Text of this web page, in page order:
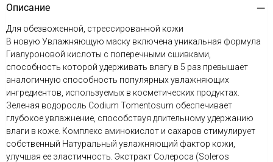
Описание
Для обезвоженной, стрессированной кожи
В новую Увлажняющую маску включена уникальная формула
Гиалуроновой кислоты с поперечными сшивками,
способность которой удерживать влагу в 5 раз превышает
аналогичную способность популярных увлажняющих
ингредиентов, используемых в косметических продуктах.
Зеленая водоросль Codium Tomentosum обеспечивает
глубокое увлажнение, способствуя длительному удержанию
влаги в коже. Комплекс аминокислот и сахаров стимулирует
собственный Натуральный увлажняющий фактор кожи,
улучшая ее эластичность. Экстракт Солероса (Soleros